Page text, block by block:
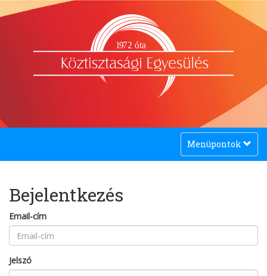
1972 óta
Toggle
navigation
Menüpontok
Bejelentkezés
Email-cím
Jelszó